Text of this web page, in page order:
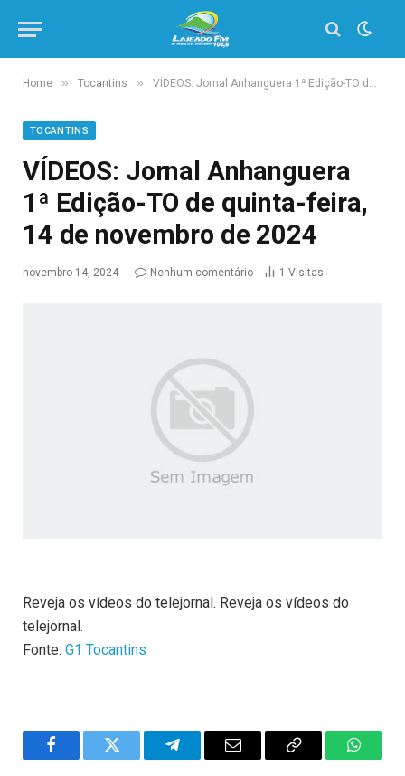
Home » Tocantins » VÍDEOS: Jornal Anhanguera 1ª Edição-TO de quinta-feira, 14 de novembro de 2024
TOCANTINS
VÍDEOS: Jornal Anhanguera
1ª Edição-TO de quinta-feira,
14 de novembro de 2024
novembro 14, 2024 Nenhum comentário 1 Visitas
Reveja os vídeos do telejornal. Reveja os vídeos do
telejornal.
Fonte: G1 Tocantins
FacebookTwitter TelegramEmail
Copy